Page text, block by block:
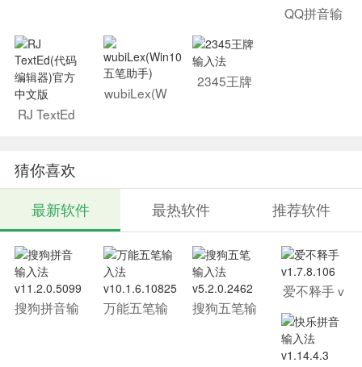
QQ拼音输
RJ TextEd
wubiLex(W
in10五笔助
2345王牌
输入法
猜你喜欢
最新软件 最热软件 推荐软件
搜狗拼音输 万能五笔输 搜狗五笔输
爱不释手 v